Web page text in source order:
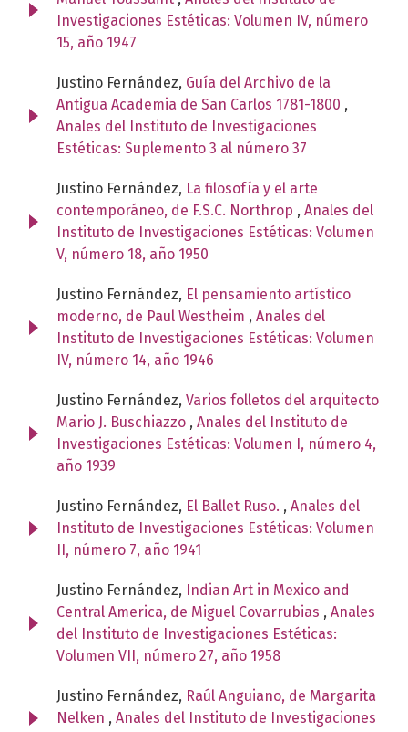
Investigaciones Estéticas: Volumen IV, número
15, año 1947
Justino Fernández, Guía del Archivo de la
Antigua Academia de San Carlos 1781-1800 ,
Anales del Instituto de Investigaciones
Estéticas: Suplemento 3 al número 37
Justino Fernández, La filosofía y el arte
contemporáneo, de F.S.C. Northrop , Anales del
Instituto de Investigaciones Estéticas: Volumen
V, número 18, año 1950
Justino Fernández, El pensamiento artístico
moderno, de Paul Westheim , Anales del
Instituto de Investigaciones Estéticas: Volumen
IV, número 14, año 1946
Justino Fernández, Varios folletos del arquitecto
Mario J. Buschiazzo , Anales del Instituto de
Investigaciones Estéticas: Volumen I, número 4,
año 1939
Justino Fernández, El Ballet Ruso. , Anales del
Instituto de Investigaciones Estéticas: Volumen
II, número 7, año 1941
Justino Fernández, Indian Art in Mexico and
Central America, de Miguel Covarrubias , Anales
del Instituto de Investigaciones Estéticas:
Volumen VII, número 27, año 1958
Justino Fernández, Raúl Anguiano, de Margarita
Nelken , Anales del Instituto de Investigaciones